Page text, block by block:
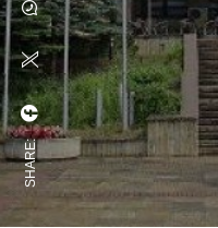
SHARE: